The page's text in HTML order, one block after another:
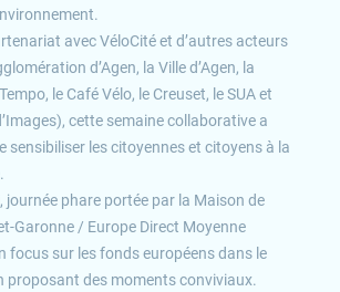
avec VéloCité et d’autres acteurs
d’Agen, la Ville d’Agen, la
le Café Vélo, le Creuset, le SUA et
cette semaine collaborative a
sensibiliser les citoyennes et citoyens à la
journée phare portée par la Maison de
Garonne / Europe Direct Moyenne
focus sur les fonds européens dans le
proposant des moments conviviaux.